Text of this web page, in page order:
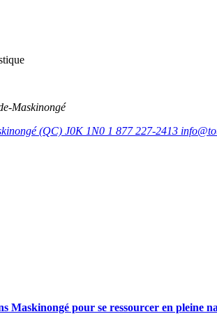
Maskinongé
(QC) J0K 1N0 1 877 227-2413
Maskinongé pour se ressourcer en pleine